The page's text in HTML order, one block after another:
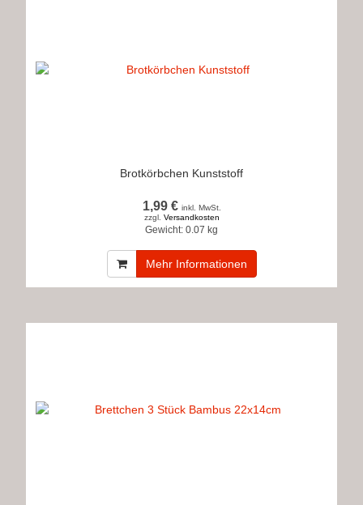
Brotkörbchen Kunststoff
1,99 € inkl. MwSt.
zzgl. Versandkosten
Gewicht: 0.07 kg
Mehr Informationen